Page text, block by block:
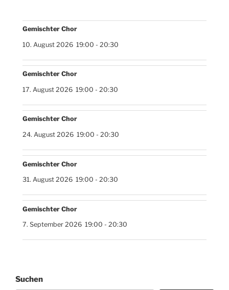
Gemischter Chor
10. August 2026 19:00 - 20:30
Gemischter Chor
17. August 2026 19:00 - 20:30
Gemischter Chor
24. August 2026 19:00 - 20:30
Gemischter Chor
31. August 2026 19:00 - 20:30
Gemischter Chor
7. September 2026 19:00 - 20:30
Suchen